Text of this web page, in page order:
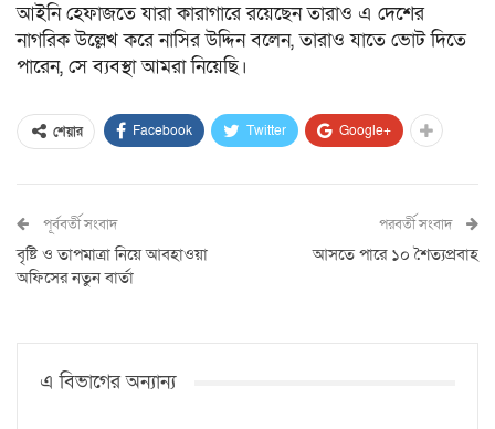
আইনি হেফাজতে যারা কারাগারে রয়েছেন তারাও এ দেশের
নাগরিক উল্লেখ করে নাসির উদ্দিন বলেন, তারাও যাতে ভোট দিতে
পারেন, সে ব্যবস্থা আমরা নিয়েছি।
শেয়ার Facebook Twitter Google+
পূর্ববর্তী সংবাদ
বৃষ্টি ও তাপমাত্রা নিয়ে আবহাওয়া
অফিসের নতুন বার্তা
পরবর্তী সংবাদ
আসতে পারে ১০ শৈত্যপ্রবাহ
এ বিভাগের অন্যান্য